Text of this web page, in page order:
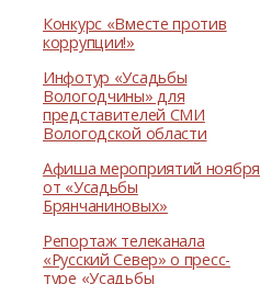
Конкурс «Вместе против
коррупции!»
Инфотур «Усадьбы
Вологодчины» для
представителей СМИ
Вологодской области
Афиша мероприятий ноября
от «Усадьбы
Брянчаниновых»
Репортаж телеканала
«Русский Север» о пресс-
туре «Усадьбы